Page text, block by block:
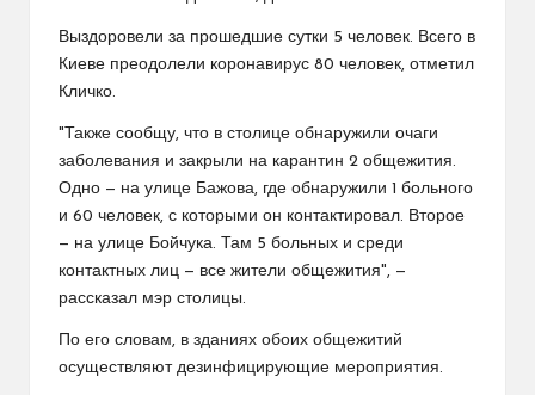
Выздоровели за прошедшие сутки 5 человек. Всего в
Киеве преодолели коронавирус 80 человек, отметил
Кличко.
"Также сообщу, что в столице обнаружили очаги
заболевания и закрыли на карантин 2 общежития.
Одно — на улице Бажова, где обнаружили 1 больного
и 60 человек, с которыми он контактировал. Второе
— на улице Бойчука. Там 5 больных и среди
контактных лиц — все жители общежития", —
рассказал мэр столицы.
По его словам, в зданиях обоих общежитий
осуществляют дезинфицирующие мероприятия.